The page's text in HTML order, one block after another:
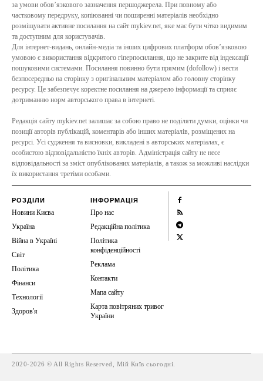
за умови обов’язкового зазначення першоджерела. При повному або
частковому передруку, копіюванні чи поширенні матеріалів необхідно
розміщувати активне посилання на сайт mykiev.net, яке має бути чітко видимим
та доступним для користувачів.
Для інтернет-видань, онлайн-медіа та інших цифрових платформ обов’язковою
умовою є використання відкритого гіперпосилання, що не закрите від індексації
пошуковими системами. Посилання повинно бути прямим (dofollow) і вести
безпосередньо на сторінку з оригінальним матеріалом або головну сторінку
ресурсу. Це забезпечує коректне посилання на джерело інформації та сприяє
дотриманню норм авторського права в інтернеті.
Редакція сайту mykiev.net залишає за собою право не поділяти думки, оцінки чи
позиції авторів публікацій, коментарів або інших матеріалів, розміщених на
ресурсі. Усі судження та висновки, викладені в авторських матеріалах, є
особистою відповідальністю їхніх авторів. Адміністрація сайту не несе
відповідальності за зміст опублікованих матеріалів, а також за можливі наслідки
їх використання третіми особами.
РОЗДІЛИ
Новини Києва
Україна
Війна в Україні
Світ
Політика
Фінанси
Технології
Здоров'я
ІНФОРМАЦІЯ
Про нас
Редакційна політика
Політика
конфіденційності
Реклама
Контакти
Мапа сайту
Карта повітряних тривог
України
2020-2026 © All Rights Reserved, Мій Київ сьогодні.